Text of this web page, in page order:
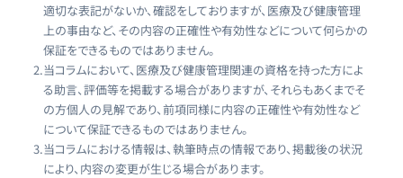
適切な表記がないか、確認をしておりますが、医療及び健康管理
上の事由など、その内容の正確性や有効性などについて何らかの
保証をできるものではありません。
2.当コラムにおいて、医療及び健康管理関連の資格を持った方によ
る助言、評価等を掲載する場合がありますが、それらもあくまでそ
の方個人の見解であり、前項同様に内容の正確性や有効性など
について保証できるものではありません。
3.当コラムにおける情報は、執筆時点の情報であり、掲載後の状況
により、内容の変更が生じる場合があります。